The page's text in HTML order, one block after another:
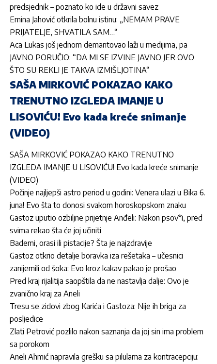
predsjednik – poznato ko ide u državni savez
Emina Jahović otkrila bolnu istinu: „NEMAM PRAVE
PRIJATELJE, SHVATILA SAM…“
Aca Lukas još jednom demantovao laži u medijima, pa
JAVNO PORUČIO: “DA MI SE IZVINE JAVNO JER OVO
ŠTO SU REKLI JE TAKVA IZMIŠLJOTINA“
SAŠA MIRKOVIĆ POKAZAO KAKO
TRENUTNO IZGLEDA IMANJE U
LISOVIĆU! Evo kada kreće snimanje
(VIDEO)
SAŠA MIRKOVIĆ POKAZAO KAKO TRENUTNO
IZGLEDA IMANJE U LISOVIĆU! Evo kada kreće snimanje
(VIDEO)
Počinje najljepši astro period u godini: Venera ulazi u Bika 6.
juna! Evo šta to donosi svakom horoskopskom znaku
Gastoz uputio ozbiljne prijetnje Anđeli: Nakon psov*i, pred
svima rekao šta će joj učiniti
Bademi, orasi ili pistacije? Šta je najzdravije
Gastoz otkrio detalje boravka iza rešetaka – učesnici
zanijemili od šoka: Evo kroz kakav pakao je prošao
Pred kraj rijalitija saopštila da ne nastavlja dalje: Ovo je
zvanično kraj za Aneli
Tresu se zidovi zbog Karića i Gastoza: Nije ih briga za
posljedice
Zlati Petrović pozlilo nakon saznanja da joj sin ima problem
sa porokom
Aneli Ahmić napravila grešku sa pilulama za kontracepciju: